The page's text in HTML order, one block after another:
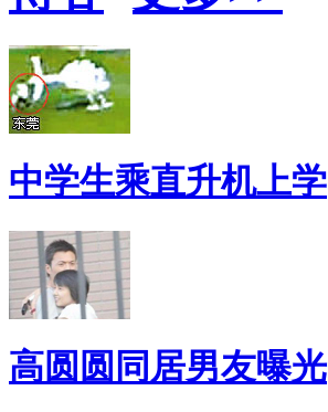
中学生乘直升机上学
高圆圆同居男友曝光